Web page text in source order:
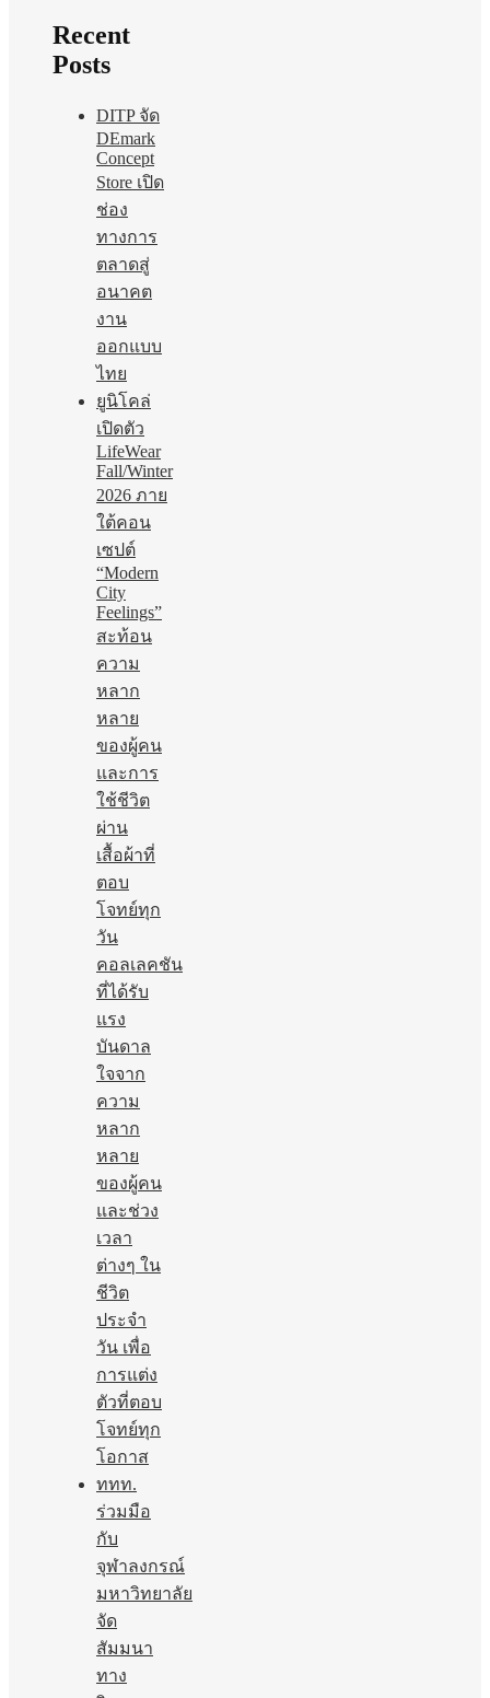
Recent
Posts
DITP จัด
DEmark
Concept
Store เปิด
ช่อง
ทางการ
ตลาดสู่
อนาคต
งาน
ออกแบบ
ไทย
ยูนิโคล่
เปิดตัว
LifeWear
Fall/Winter
2026 ภาย
ใต้คอน
เซปต์
“Modern
City
Feelings”
สะท้อน
ความ
หลาก
หลาย
ของผู้คน
และการ
ใช้ชีวิต
ผ่าน
เสื้อผ้าที่
ตอบ
โจทย์ทุก
วัน
คอลเลคชัน
ที่ได้รับ
แรง
บันดาล
ใจจาก
ความ
หลาก
หลาย
ของผู้คน
และช่วง
เวลา
ต่างๆ ใน
ชีวิต
ประจำ
วัน เพื่อ
การแต่ง
ตัวที่ตอบ
โจทย์ทุก
โอกาส
ททท.
ร่วมมือ
กับ
จุฬาลงกรณ์
มหาวิทยาลัย
จัด
สัมมนา
ทาง